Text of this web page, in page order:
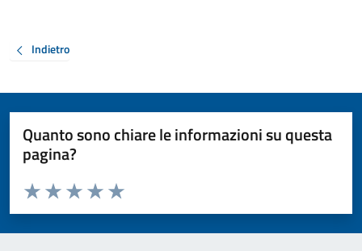
Indietro
Quanto sono chiare le informazioni su questa
pagina?
Valuta da 1 a 5 stelle la pagina
Valuta 5 stelle su 5
Valuta 4 stelle su 5
Valuta 3 stelle su 5
Valuta 2 stelle su 5
Valuta 1 stelle su 5